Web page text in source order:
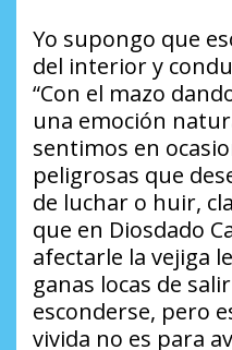
Yo supongo que
del interior y
“Con el mazo
una emoción
sentimos en
peligrosas que
de luchar o huir,
que en Diosdado
afectarle la vejiga
ganas locas de
esconderse, pero
vivida no es para